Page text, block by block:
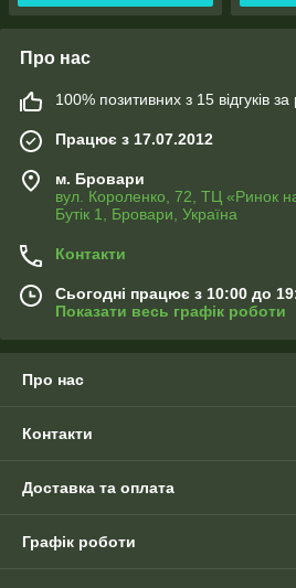
Про нас
100% позитивних з 15 відгуків за
Працює з 17.07.2012
м. Бровари
вул. Короленко, 72, ТЦ «Ринок на
Бутік 1, Бровари, Україна
Контакти
Сьогодні працює з 10:00 до
Показати весь графік роботи
Про нас
Контакти
Доставка та оплата
Графік роботи